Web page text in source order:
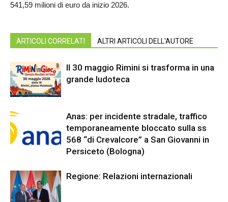
541,59 milioni di euro da inizio 2026.
ARTICOLI CORRELATI ALTRI ARTICOLI DELL'AUTORE
Il 30 maggio Rimini si trasforma in una
grande ludoteca
Anas: per incidente stradale, traffico
temporaneamente bloccato sulla ss
568 “di Crevalcore” a San Giovanni in
Persiceto (Bologna)
Regione: Relazioni internazionali